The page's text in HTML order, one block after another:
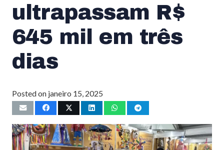
ultrapassam R$
645 mil em três
dias
Posted on janeiro 15, 2025